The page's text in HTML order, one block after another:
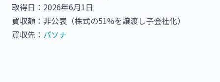
取得日：2026年6月1日
買収額：非公表（株式の51%を譲渡し子会社化）
買収先： パソナ